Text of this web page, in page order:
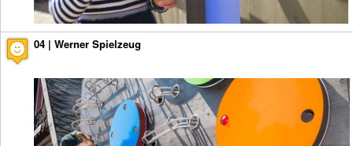
04 | Werner Spielzeug